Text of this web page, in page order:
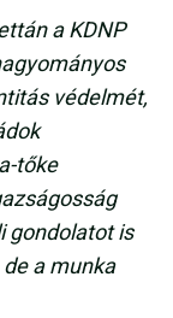
a KDNP
védelmét,
tőke
gondolatot is
a munka